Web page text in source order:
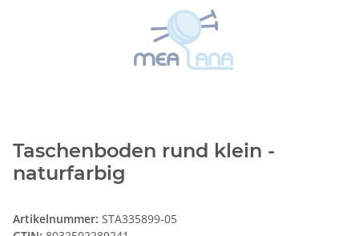
Taschenboden rund klein -
naturfarbig
Artikelnummer: STA335899-05